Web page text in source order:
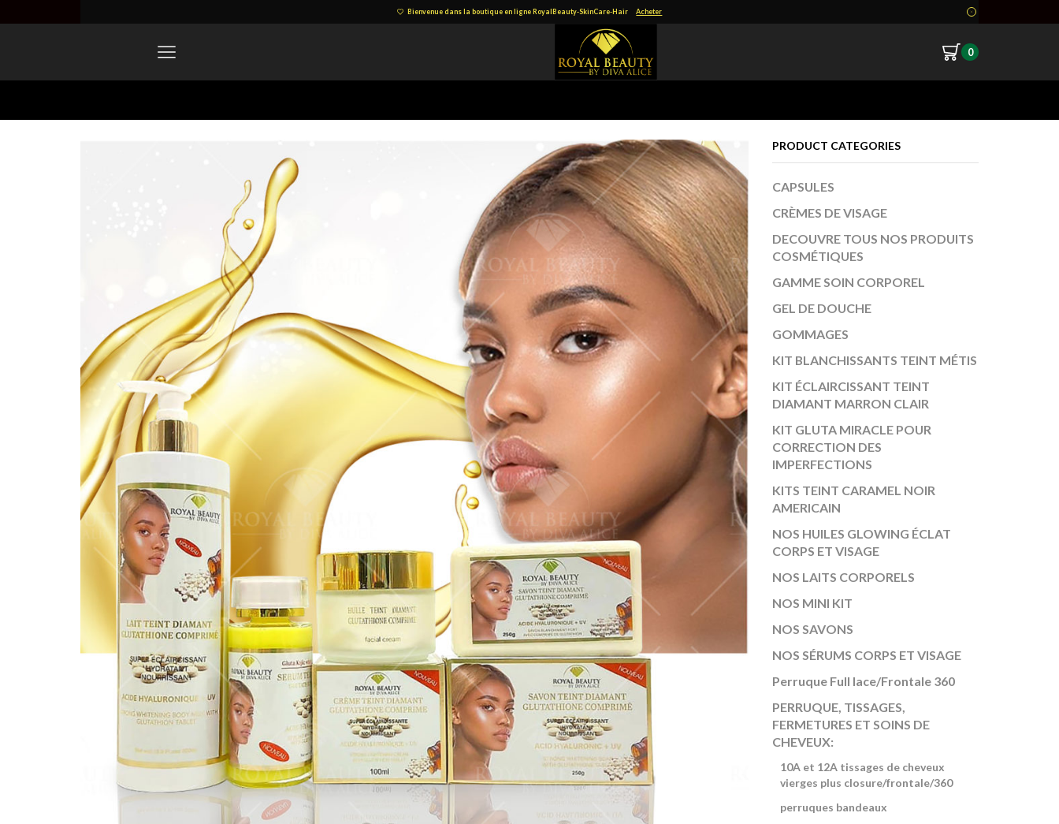
Bienvenue dans la boutique en ligne RoyalBeauty-SkinCare-Hair Acheter
0
PRODUCT CATEGORIES
CAPSULES
CRÈMES DE VISAGE
DECOUVRE TOUS NOS PRODUITS
COSMÉTIQUES
GAMME SOIN CORPOREL
GEL DE DOUCHE
GOMMAGES
KIT BLANCHISSANTS TEINT MÉTIS
KIT ÉCLAIRCISSANT TEINT
DIAMANT MARRON CLAIR
KIT GLUTA MIRACLE POUR
CORRECTION DES
IMPERFECTIONS
KITS TEINT CARAMEL NOIR
AMERICAIN
NOS HUILES GLOWING ÉCLAT
CORPS ET VISAGE
NOS LAITS CORPORELS
NOS MINI KIT
NOS SAVONS
NOS SÉRUMS CORPS ET VISAGE
Perruque Full lace/Frontale 360
PERRUQUE, TISSAGES,
FERMETURES ET SOINS DE
CHEVEUX:
10A et 12A tissages de cheveux
vierges plus closure/frontale/360
perruques bandeaux